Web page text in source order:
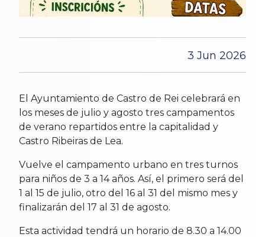
3 Jun 2026
El Ayuntamiento de Castro de Rei celebrará en
los meses de julio y agosto tres campamentos
de verano repartidos entre la capitalidad y
Castro Ribeiras de Lea.
Vuelve el campamento urbano en tres turnos
para niños de 3 a 14 años. Así, el primero será del
1 al 15 de julio, otro del 16 al 31 del mismo mes y
finalizarán del 17 al 31 de agosto.
Esta actividad tendrá un horario de 8.30 a 14.00